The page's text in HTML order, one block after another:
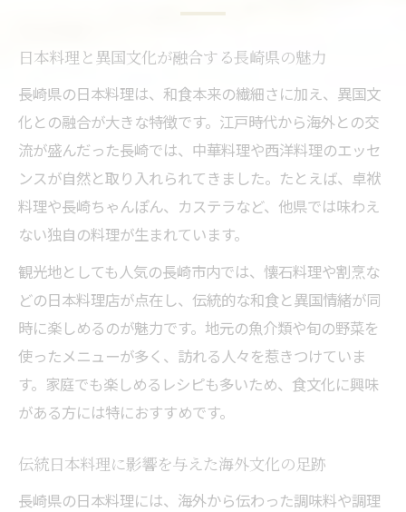
日本料理と異国文化が融合する長崎県の魅力
長崎県の日本料理は、和食本来の繊細さに加え、異国文
化との融合が大きな特徴です。江戸時代から海外との交
流が盛んだった長崎では、中華料理や西洋料理のエッセ
ンスが自然と取り入れられてきました。たとえば、卓袱
料理や長崎ちゃんぽん、カステラなど、他県では味わえ
ない独自の料理が生まれています。
観光地としても人気の長崎市内では、懐石料理や割烹な
どの日本料理店が点在し、伝統的な和食と異国情緒が同
時に楽しめるのが魅力です。地元の魚介類や旬の野菜を
使ったメニューが多く、訪れる人々を惹きつけていま
す。家庭でも楽しめるレシピも多いため、食文化に興味
がある方には特におすすめです。
伝統日本料理に影響を与えた海外文化の足跡
長崎県の日本料理には、海外から伝わった調味料や調理